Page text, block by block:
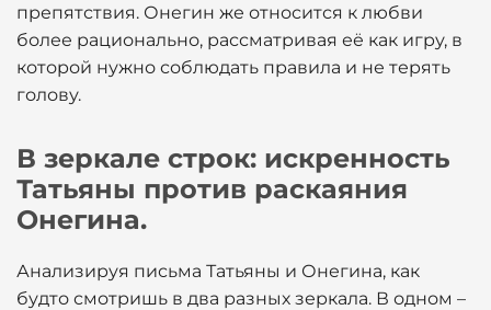
препятствия. Онегин же относится к любви
более рационально, рассматривая её как игру, в
которой нужно соблюдать правила и не терять
голову.
В зеркале строк: искренность
Татьяны против раскаяния
Онегина.
Анализируя письма Татьяны и Онегина, как
будто смотришь в два разных зеркала. В одном –